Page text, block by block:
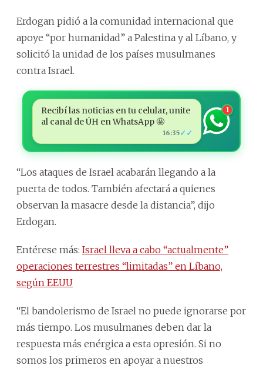
Erdogan pidió a la comunidad internacional que
apoye “por humanidad” a Palestina y al Líbano, y
solicitó la unidad de los países musulmanes
contra Israel.
Recibí las noticias en tu celular, unite
al canal de ÚH en WhatsApp 🤩
16:35✓✓
1
“Los ataques de Israel acabarán llegando a la
puerta de todos. También afectará a quienes
observan la masacre desde la distancia”, dijo
Erdogan.
Entérese más: Israel lleva a cabo “actualmente”
operaciones terrestres “limitadas” en Líbano,
según EEUU
“El bandolerismo de Israel no puede ignorarse por
más tiempo. Los musulmanes deben dar la
respuesta más enérgica a esta opresión. Si no
somos los primeros en apoyar a nuestros